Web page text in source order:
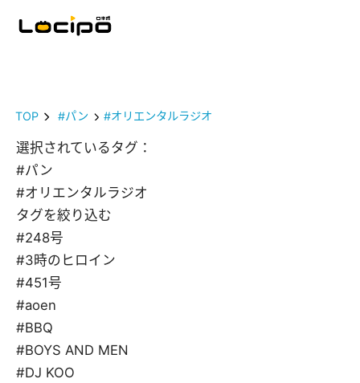
TOP #パン #オリエンタルラジオ
選択されているタグ：
#パン
#オリエンタルラジオ
タグを絞り込む
#248号
#3時のヒロイン
#451号
#aoen
#BBQ
#BOYS AND MEN
#DJ KOO